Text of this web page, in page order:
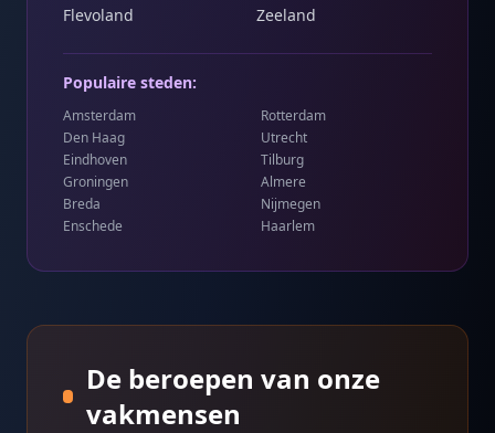
Flevoland
Zeeland
Populaire steden:
Amsterdam
Rotterdam
Den Haag
Utrecht
Eindhoven
Tilburg
Groningen
Almere
Breda
Nijmegen
Enschede
Haarlem
De beroepen van onze
vakmensen